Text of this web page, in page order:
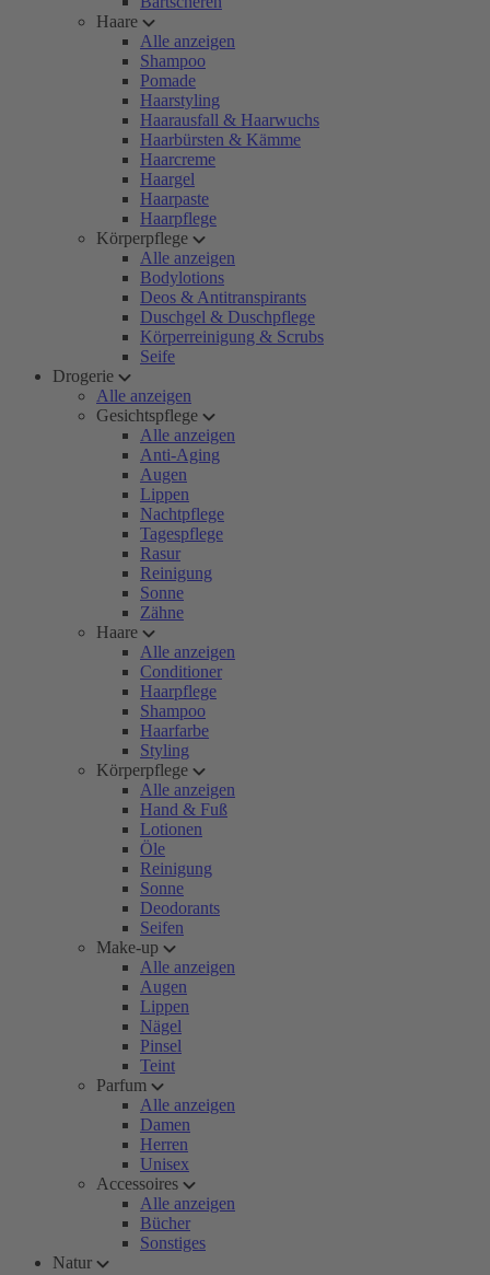
Haare
Alle anzeigen
Shampoo
Pomade
Haarstyling
Haarausfall & Haarwuchs
Haarbürsten & Kämme
Haarcreme
Haargel
Haarpaste
Haarpflege
Körperpflege
Alle anzeigen
Bodylotions
Deos & Antitranspirants
Duschgel & Duschpflege
Körperreinigung & Scrubs
Seife
Drogerie
Alle anzeigen
Gesichtspflege
Alle anzeigen
Anti-Aging
Augen
Lippen
Nachtpflege
Tagespflege
Rasur
Reinigung
Sonne
Zähne
Haare
Alle anzeigen
Conditioner
Haarpflege
Shampoo
Haarfarbe
Styling
Körperpflege
Alle anzeigen
Hand & Fuß
Lotionen
Öle
Reinigung
Sonne
Deodorants
Seifen
Make-up
Alle anzeigen
Augen
Lippen
Nägel
Pinsel
Teint
Parfum
Alle anzeigen
Damen
Herren
Unisex
Accessoires
Alle anzeigen
Bücher
Sonstiges
Natur